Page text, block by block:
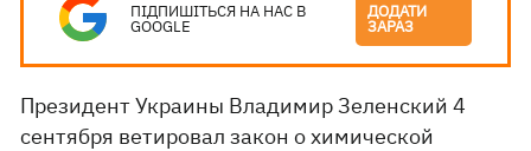
ПІДПИШІТЬСЯ НА НАС В
GOOGLE
ДОДАТИ
ЗАРАЗ
Президент Украины Владимир Зеленский 4
сентября ветировал закон о химической